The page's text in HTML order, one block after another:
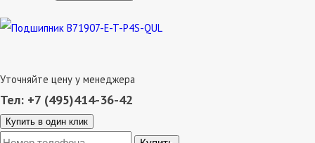
Уточняйте цену у менеджера
Тел: +7 (495)414-36-42
Купить в один клик